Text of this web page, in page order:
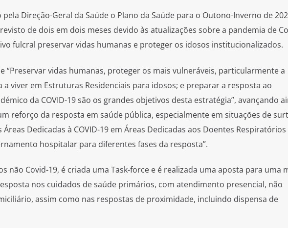
Direção-Geral da Saúde o Plano da Saúde para o Outono-Inverno de
de dois em dois meses devido às atualizações sobre a pandemia de
fulcral preservar vidas humanas e proteger os idosos institucionalizados.
“Preservar vidas humanas, proteger os mais vulneráveis, particularmente a
a viver em Estruturas Residenciais para idosos; e preparar a resposta ao
da COVID-19 são os grandes objetivos desta estratégia”, avançando
reforço da resposta em saúde pública, especialmente em situações de
Dedicadas à COVID-19 em Áreas Dedicadas aos Doentes Respiratórios
hospitalar para diferentes fases da resposta”.
não Covid-19, é criada uma Task-force e é realizada uma aposta para uma
nos cuidados de saúde primários, com atendimento presencial, não
assim como nas respostas de proximidade, incluindo dispensa de